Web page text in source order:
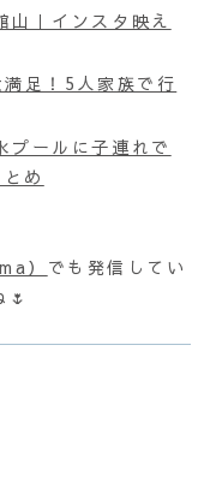
｜インスタ映え
足！5人家族で行
ールに子連れで
め
） でも発信してい